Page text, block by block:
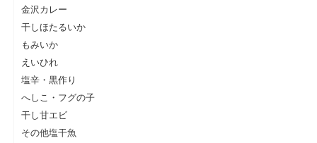
金沢カレー
干しほたるいか
もみいか
えいひれ
塩辛・黒作り
へしこ・フグの子
干し甘エビ
その他塩干魚